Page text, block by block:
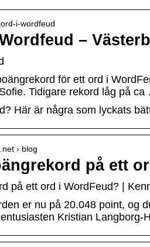
i-wordfeud
–
för ett ord i
Tidigare rekord låg på
Här är några som lyckats
› blog
på ett
på ett ord i WordFeud? |
er nu på 20.048 point, og
Kristian Langborg-